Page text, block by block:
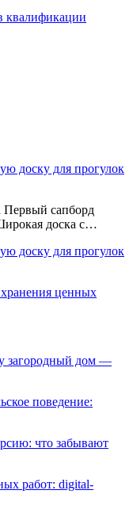
квалификации
доску для прогулок
Первый сапборд
доска с…
доску для прогулок
хранения ценных
загородный дом —
поведение:
что забывают
работ: digital-